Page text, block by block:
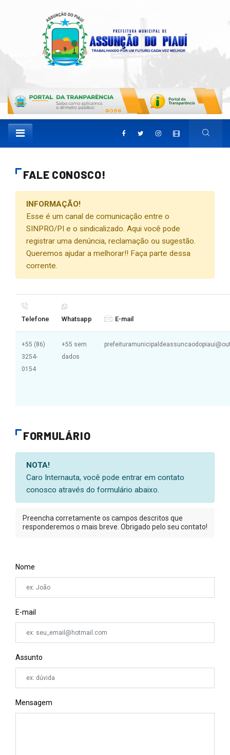
FALE CONOSCO!
INFORMAÇÃO!
Esse é um canal de comunicação entre o
SINPRO/PI e o sindicalizado. Aqui você pode
registrar uma denúncia, reclamação ou sugestão.
Queremos ajudar a melhorar!! Faça parte dessa
corrente.
Telefone Whatsapp E-mail
+55 (86)
3254-
0154
+55 sem
dados
FORMULÁRIO
NOTA!
Caro Internauta, você pode entrar em contato
conosco através do formulário abaixo.
Preencha corretamente os campos descritos que
responderemos o mais breve. Obrigado pelo seu contato!
Nome
E-mail
Assunto
Mensagem